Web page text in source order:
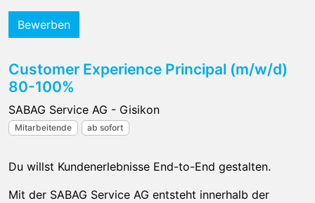
Bewerben
Customer Experience Principal (m/w/d)
80-100%
SABAG Service AG - Gisikon
Mitarbeitende ab sofort
Du willst Kundenerlebnisse End-to-End gestalten.
Mit der SABAG Service AG entsteht innerhalb der